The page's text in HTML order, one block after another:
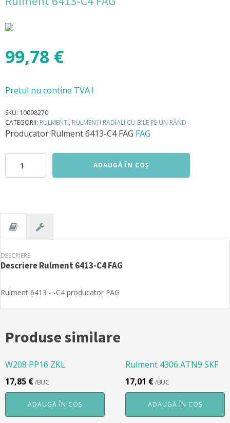
99,78 €
Pretul nu contine TVA !
SKU: 10098270
CATEGORII: RULMENTI, RULMENȚI RADIALI CU BILE PE UN RÂND
Producator Rulment 6413-C4 FAG FAG
Cantitate
ADAUGĂ ÎN COȘ
DESCRIERE
DescriereRulment 6413-C4 FAG
Rulment 6413 - -C4 producator FAG
Produse similare
W208 PP16 ZKL
17,85 €/BUC
ADAUGĂ ÎN COȘ
Rulment 4306 ATN9 SKF
17,01 €/BUC
ADAUGĂ ÎN COȘ